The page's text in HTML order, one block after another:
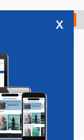
Check in
Vacatures
x